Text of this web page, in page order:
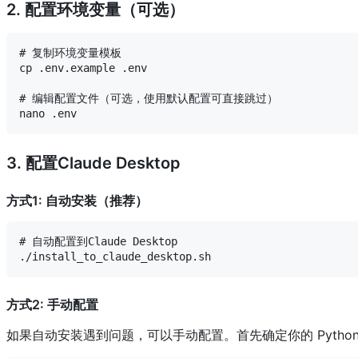
2. 配置环境变量（可选）
# 复制环境变量模板
cp .env.example .env
# 编辑配置文件（可选，使用默认配置可直接跳过）
3. 配置Claude Desktop
方式1: 自动安装（推荐）
# 自动配置到Claude Desktop
方式2: 手动配置
如果自动安装遇到问题，可以手动配置。首先确定你的